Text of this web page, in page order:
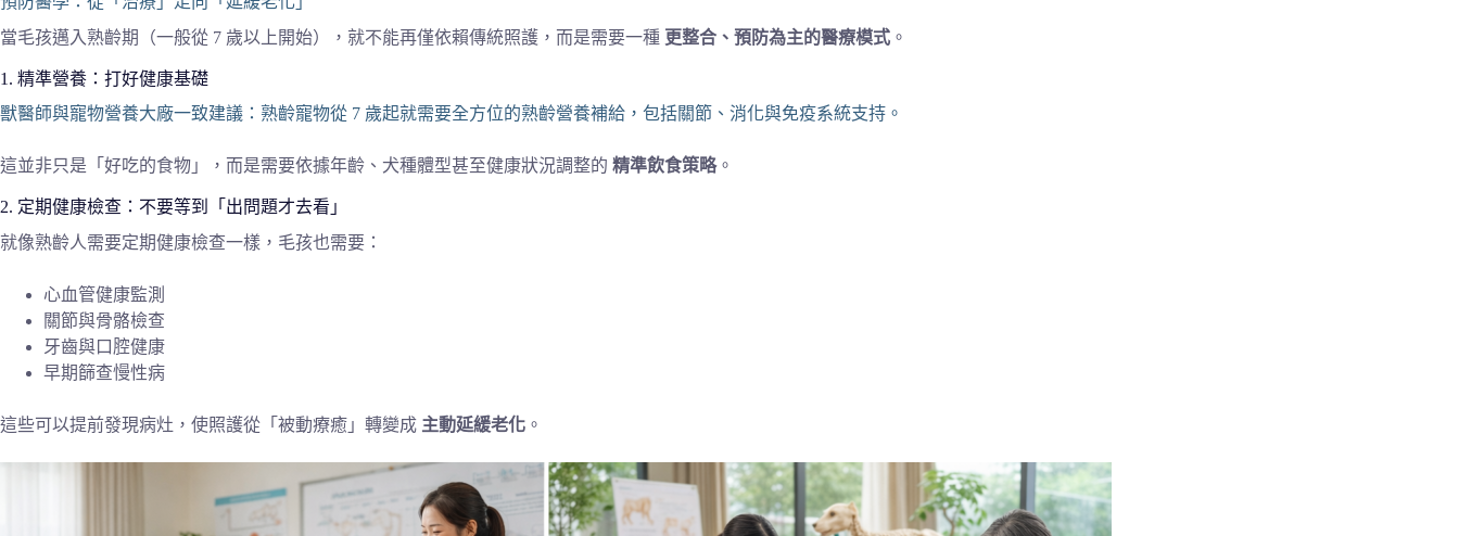
當毛孩邁入熟齡期（一般從 7 歲以上開始），就不能再僅依賴傳統照護，而是需要一種 更整合、預防為主的醫療模式 。
1. 精準營養：打好健康基礎
獸醫師與寵物營養大廠一致建議：熟齡寵物從 7 歲起就需要全方位的熟齡營養補給，包括關節、消化與免疫系統支持。
這並非只是「好吃的食物」，而是需要依據年齡、犬種體型甚至健康狀況調整的 精準飲食策略。
2. 定期健康檢查：不要等到「出問題才去看」
就像熟齡人需要定期健康檢查一樣，毛孩也需要：
心血管健康監測
關節與骨骼檢查
牙齒與口腔健康
早期篩查慢性病
這些可以提前發現病灶，使照護從「被動療癒」轉變成 主動延緩老化 。